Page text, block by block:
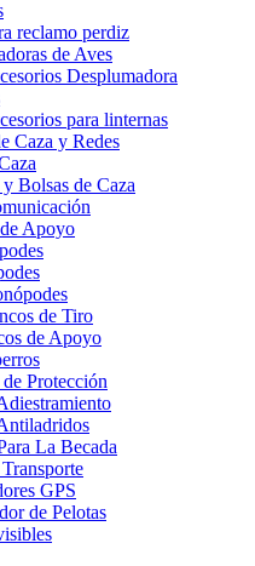
reclamo perdiz
de Aves
Desplumadora
para linternas
Caza y Redes
Bolsas de Caza
Apoyo
de Tiro
de Apoyo
Protección
La Becada
GPS
de Pelotas